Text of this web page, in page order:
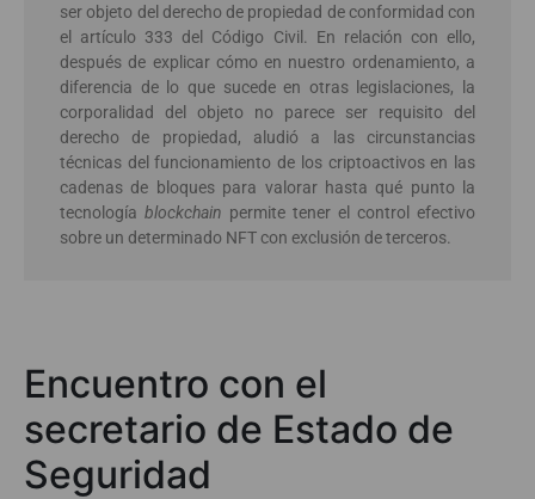
ser objeto del derecho de propiedad de conformidad con
el artículo 333 del Código Civil. En relación con ello,
después de explicar cómo en nuestro ordenamiento, a
diferencia de lo que sucede en otras legislaciones, la
corporalidad del objeto no parece ser requisito del
derecho de propiedad, aludió a las circunstancias
técnicas del funcionamiento de los criptoactivos en las
cadenas de bloques para valorar hasta qué punto la
tecnología blockchain permite tener el control efectivo
sobre un determinado NFT con exclusión de terceros.
Encuentro con el
secretario de Estado de
Seguridad